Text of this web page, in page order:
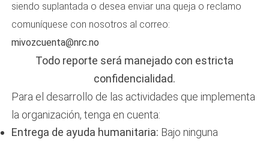
siendo suplantada o desea enviar una queja o reclamo
comuníquese con nosotros al correo:
mivozcuenta@nrc.no
Todo reporte será manejado con estricta
confidencialidad.
Para el desarrollo de las actividades que implementa
la organización, tenga en cuenta:
Entrega de ayuda humanitaria: Bajo ninguna